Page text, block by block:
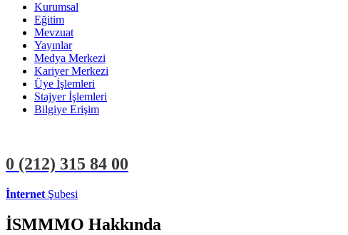
Kurumsal
Eğitim
Mevzuat
Yayınlar
Medya Merkezi
Kariyer Merkezi
Üye İşlemleri
Stajyer İşlemleri
Bilgiye Erişim
0 (212) 315 84 00
İnternet Şubesi
İSMMMO Hakkında